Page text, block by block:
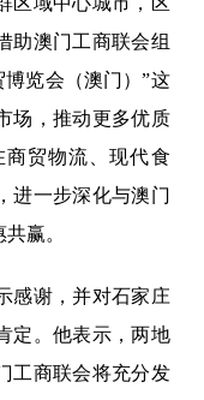
助澳门工商联会组
览会（澳门）”这
场，推动更多优质
贸物流、现代食
进一步深化与澳门
赢。
感谢，并对石家庄
定。他表示，两地
工商联会将充分发